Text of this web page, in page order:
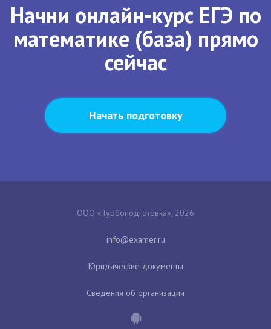
Начни онлайн-курс ЕГЭ по
математике (база) прямо
сейчас
Начать подготовку
ООО «Турбоподготовка», 2026
Юридические документы
Сведения об организации